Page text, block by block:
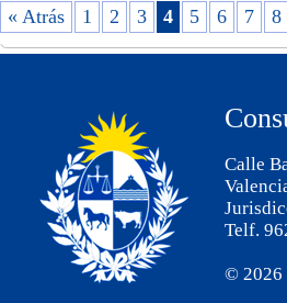
desafiante, quiero hacerles llegar un
nombre del Ministerio de Relaciones
todo el equipo que lo integra y en el mío
aprendizaje y de profundo
uruguayas y uruguayos que residen en el
largo de este camino, he reafirmado que la
debilita, sino que fortalece el vínculo con
nos identifica y nos une.
Sabemos que estas fechas tienen un
especial, particularmente para quienes se
lejos. Por ello, deseo expresarles el
agradecimiento del Estado uruguayo por el
« Atrás 1 2 3 4 5 6 7 8
Calle
Telf.
© 2026